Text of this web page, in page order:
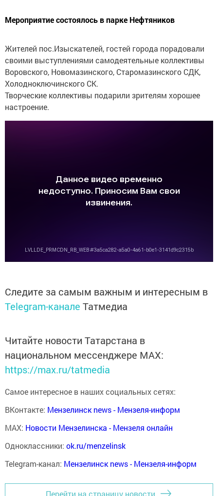
Мероприятие состоялось в парке Нефтяников
Жителей пос.Изыскателей, гостей города порадовали
своими выступлениями самодеятельные коллективы
Воровского, Новомазинского, Старомазинского СДК,
Холодноключинского СК.
Творческие коллективы подарили зрителям хорошее
настроение.
Следите за самым важным и интересным в
Telegram-канале Татмедиа
Читайте новости Татарстана в
национальном мессенджере MАХ:
https://max.ru/tatmedia
Самое интересное в наших социальных сетях:
ВКонтакте: Мензелинск news - Мензеля-информ
MAX: Новости Мензелинска - Мензеля онлайн
Одноклассники: ok.ru/menzelinsk
Telegram-канал: Мензелинск news - Мензеля-информ
Перейти на страницу новости